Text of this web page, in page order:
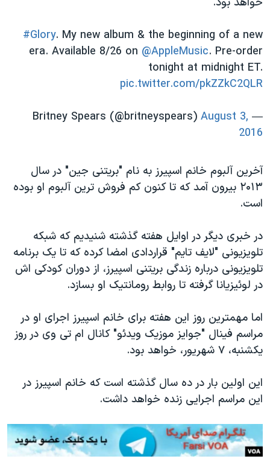
همایش محافظه‌کاران آمریکا «سی‌پک»
صفحه‌های ویژه
سفر پرزیدنت ترامپ به چین
#Glory. My new album & the beginning of a new
era. Available 8/26 on @AppleMusic. Pre-order
tonight at midnight ET.
pic.twitter.com/pkZZkC2QLR
— Britney Spears (@britneyspears)
August 3,
2016
آخرین آلبوم خانم اسپیرز به نام "بریتنی جین" در سال
۲۰۱۳ بیرون آمد که تا کنون کم فروش ترین آلبوم او بوده
است.
در خبری دیگر در اوایل هفته گذشته شنیدیم که شبکه
تلویزیونی "لایف تایم" قراردادی امضا کرده که تا یک برنامه
تلویزیونی درباره زندگی بریتنی اسپیرز، از دوران کودکی اش
در لوئیزیانا گرفته تا روابط رومانتیک او بسازد.
اما مهمترین روز این هفته برای خانم اسپیرز اجرای او در
مراسم فینال "جوایز موزیک ویدئو" کانال ام تی وی در روز
یکشنبه، ۷ شهریور، خواهد بود.
این اولین بار در ده سال گذشته است که خانم اسپیرز در
این مراسم اجرایی زنده خواهد داشت.